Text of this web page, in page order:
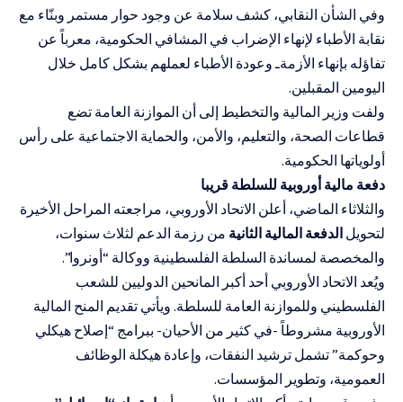
وفي الشأن النقابي، كشف سلامة عن وجود حوار مستمر وبنّاء مع
نقابة الأطباء لإنهاء الإضراب في المشافي الحكومية، معرباً عن
تفاؤله بإنهاء الأزمةـ وعودة الأطباء لعملهم بشكل كامل خلال
اليومين المقبلين.
ولفت وزير المالية والتخطيط إلى أن الموازنة العامة تضع
قطاعات الصحة، والتعليم، والأمن، والحماية الاجتماعية على رأس
أولوياتها الحكومية.
دفعة مالية أوروبية للسلطة قريبا
والثلاثاء الماضي، أعلن الاتحاد الأوروبي، مراجعته المراحل الأخيرة
لتحويل الدفعة المالية الثانية من رزمة الدعم لثلاث سنوات،
والمخصصة لمساندة السلطة الفلسطينية ووكالة “أونروا”.
ويُعد الاتحاد الأوروبي أحد أكبر المانحين الدوليين للشعب
الفلسطيني وللموازنة العامة للسلطة. ويأتي تقديم المنح المالية
الأوروبية مشروطاً -في كثير من الأحيان- ببرامج “إصلاح هيكلي
وحوكمة” تشمل ترشيد النفقات، وإعادة هيكلة الوظائف
العمومية، وتطوير المؤسسات.